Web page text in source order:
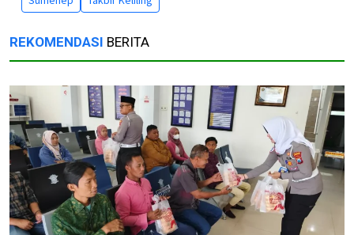
REKOMENDASI BERITA